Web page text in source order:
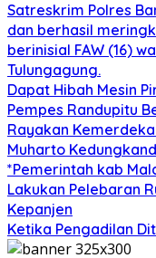
Satreskrim Polres
dan berhasil
berinisial FAW (16)
Tulungagung.
Dapat Hibah Mesin
Pempes Randupitu
Rayakan
Muharto
*Pemerintah kab
Lakukan Pelebaran
Kepanjen
Ketika Pengadilan